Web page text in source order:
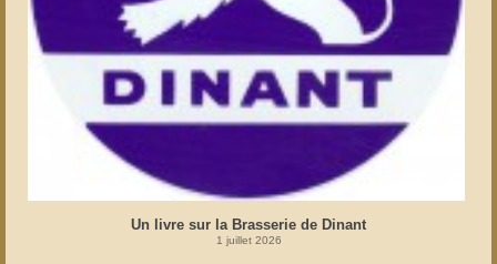
Un livre sur la Brasserie de Dinant
1 juillet 2026